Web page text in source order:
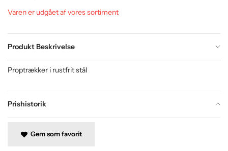
Varen er udgået af vores sortiment
Produkt Beskrivelse
Prishistorik
Proptrækker i rustfrit stål
Gem som favorit